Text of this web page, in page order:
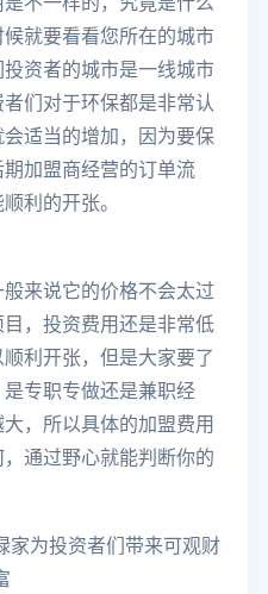
就要看看您所在的城市
资者的城市是一线城市
们对于环保都是非常认
适当的增加，因为要保
加盟商经营的订单流
利的开张。
般来说它的价格不会太过
，投资费用还是非常低
利开张，但是大家要了
专职专做还是兼职经
，所以具体的加盟费用
通过野心就能判断你的